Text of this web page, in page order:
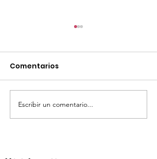
¡Acapulco y Guerrero
se Visten de Fiesta!
Comentarios
Escribir un comentario...